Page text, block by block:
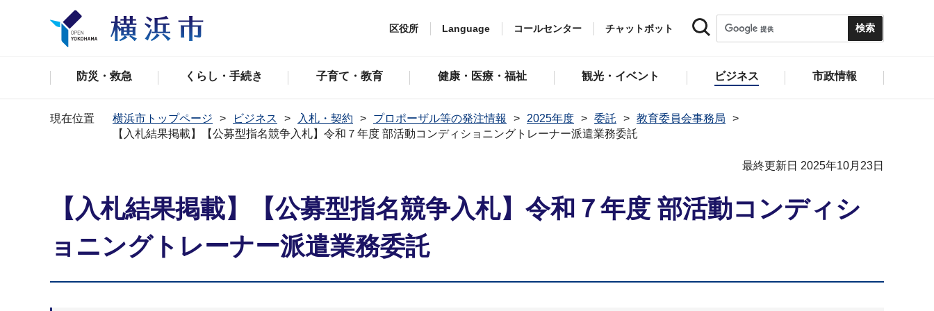
区役所 Language コールセンター チャットボット
防災・救急 くらし・手続き 子育て・教育 健康・医療・福祉 観光・イベント ビジネス 市政情報
現在位置 横浜市トップページ ビジネス 入札・契約 プロポーザル等の発注情報 2025年度 委託
教育委員会事務局
【入札結果掲載】【公募型指名競争入札】令和７年度 部活動コンディショニングトレーナー派遣業務委託
最終更新日 2025年10月23日
【入札結果掲載】【公募型指名競争入札】令和７年度 部活動コンディシ
ョニングトレーナー派遣業務委託